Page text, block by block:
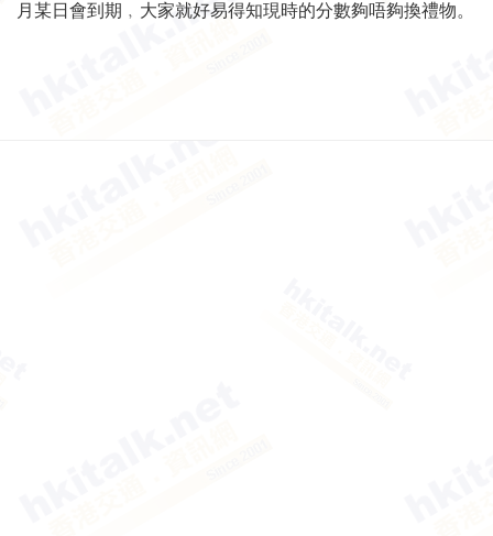
月某日會到期﹐大家就好易得知現時的分數夠唔夠換禮物。